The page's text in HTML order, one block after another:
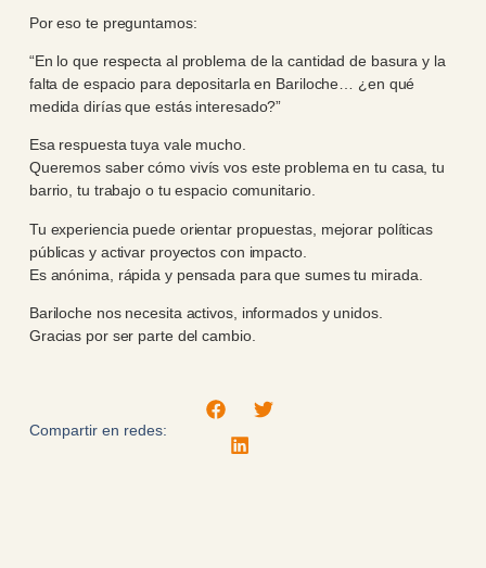
Por eso te preguntamos:
“En lo que respecta al problema de la cantidad de basura y la
falta de espacio para depositarla en Bariloche… ¿en qué
medida dirías que estás interesado?”
Esa respuesta tuya vale mucho.
Queremos saber cómo vivís vos este problema en tu casa, tu
barrio, tu trabajo o tu espacio comunitario.
Tu experiencia puede orientar propuestas, mejorar políticas
públicas y activar proyectos con impacto.
Es anónima, rápida y pensada para que sumes tu mirada.
Bariloche nos necesita activos, informados y unidos.
Gracias por ser parte del cambio.
Compartir en redes: